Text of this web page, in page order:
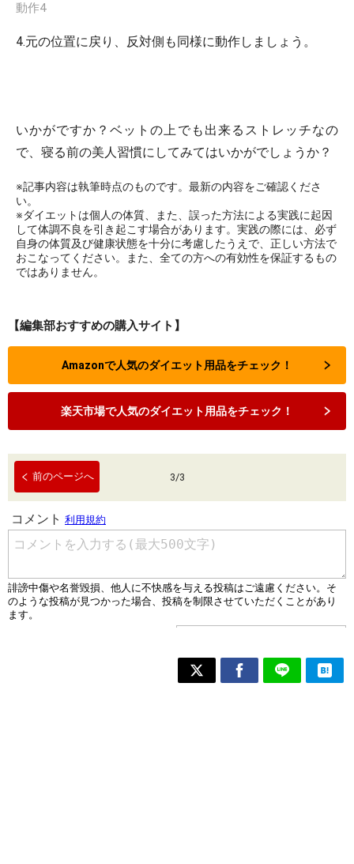
動作4
4.元の位置に戻り、反対側も同様に動作しましょう。
いかがですか？ベットの上でも出来るストレッチなの
で、寝る前の美人習慣にしてみてはいかがでしょうか？
※記事内容は執筆時点のものです。最新の内容をご確認くださ
い。
※ダイエットは個人の体質、また、誤った方法による実践に起因
して体調不良を引き起こす場合があります。実践の際には、必ず
自身の体質及び健康状態を十分に考慮したうえで、正しい方法で
おこなってください。また、全ての方への有効性を保証するもの
ではありません。
【編集部おすすめの購入サイト】
Amazonで人気のダイエット用品をチェック！
楽天市場で人気のダイエット用品をチェック！
前のページへ 3/3